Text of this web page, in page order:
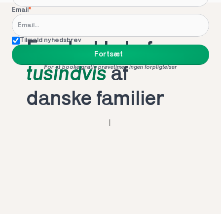
Email*
Tilmeld nyhedsbrev
Fortsæt
For at booke gratis prøvetime - ingen forpligtelser
Foretrukket af
tusindvis af
danske familier